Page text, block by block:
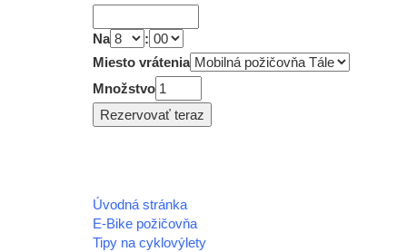
Na
:
Miesto vrátenia
Množstvo
Úvodná stránka
E-Bike požičovňa
Tipy na cyklovýlety